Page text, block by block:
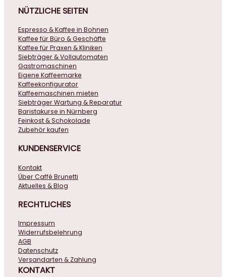
NÜTZLICHE SEITEN
Espresso & Kaffee in Bohnen
Kaffee für Büro & Geschäfte
Kaffee für Praxen & Kliniken
Siebträger & Vollautomaten
Gastromaschinen
Eigene Kaffeemarke
Kaffeekonfigurator
Kaffeemaschinen mieten
Siebträger Wartung & Reparatur
Baristakurse in Nürnberg
Feinkost & Schokolade
Zubehör kaufen
KUNDENSERVICE
Kontakt
Über Caffé Brunetti
Aktuelles & Blog
RECHTLICHES
Impressum
Widerrufsbelehrung
AGB
Datenschutz
Versandarten & Zahlung
KONTAKT